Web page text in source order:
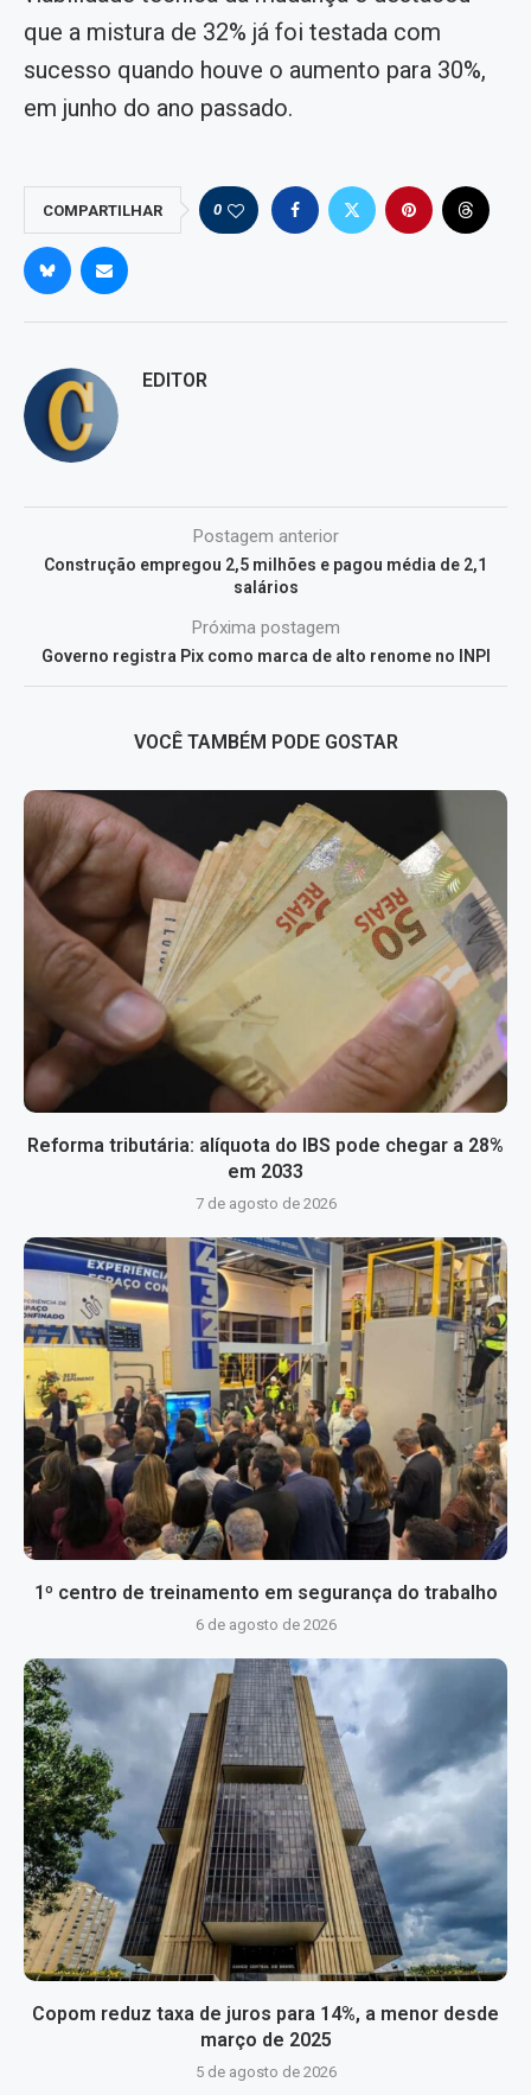
que a mistura de 32% já foi testada com
sucesso quando houve o aumento para 30%,
em junho do ano passado.
COMPARTILHAR 0
EDITOR
Postagem anterior
Construção empregou 2,5 milhões e pagou média de 2,1
salários
Próxima postagem
Governo registra Pix como marca de alto renome no INPI
VOCÊ TAMBÉM PODE GOSTAR
Reforma tributária: alíquota do IBS pode chegar a 28%
em 2033
7 de agosto de 2026
1º centro de treinamento em segurança do trabalho
6 de agosto de 2026
Copom reduz taxa de juros para 14%, a menor desde
março de 2025
5 de agosto de 2026